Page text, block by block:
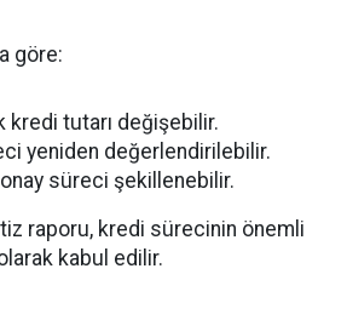
göre:
kredi tutarı değişebilir.
yeniden değerlendirilebilir.
onay süreci şekillenebilir.
raporu, kredi sürecinin önemli
kabul edilir.